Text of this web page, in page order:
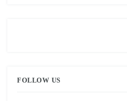
FOLLOW US